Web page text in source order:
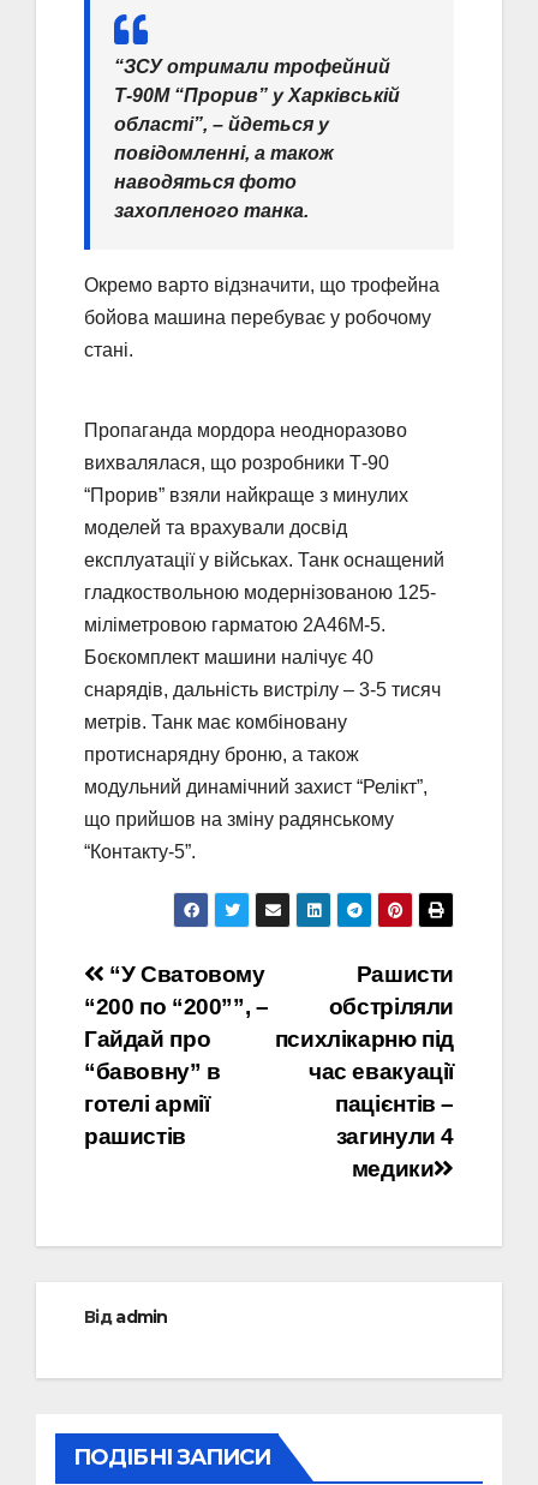
“ЗСУ отримали трофейний
Т-90М “Прорив” у Харківській
області”, – йдеться у
повідомленні, а також
наводяться фото
захопленого танка.
Окремо варто відзначити, що трофейна
бойова машина перебуває у робочому
стані.
Пропаганда мордора неодноразово
вихвалялася, що розробники Т-90
“Прорив” взяли найкраще з минулих
моделей та врахували досвід
експлуатації у військах. Танк оснащений
гладкоствольною модернізованою 125-
міліметровою гарматою 2А46М-5.
Боєкомплект машини налічує 40
снарядів, дальність вистрілу – 3-5 тисяч
метрів. Танк має комбіновану
протиснарядну броню, а також
модульний динамічний захист “Релікт”,
що прийшов на зміну радянському
“Контакту-5”.
Навігація
записів
Рашисти
обстріляли
психлікарню під
час евакуації
пацієнтів –
загинули 4
медики
“У Сватовому
“200 по “200””, –
Гайдай про
“бавовну” в
готелі армії
рашистів
Відadmin
ПОДІБНІ ЗАПИСИ